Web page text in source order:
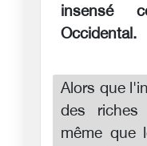
insensé
Occidental.
Alors que
des
même que